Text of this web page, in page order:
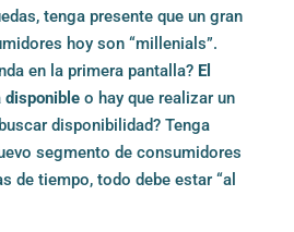
tenga presente que un gran
hoy son “millenials”.
en la primera pantalla? El
disponibleo hay que realizar un
disponibilidad? Tenga
segmento de consumidores
de tiempo, todo debe estar “al